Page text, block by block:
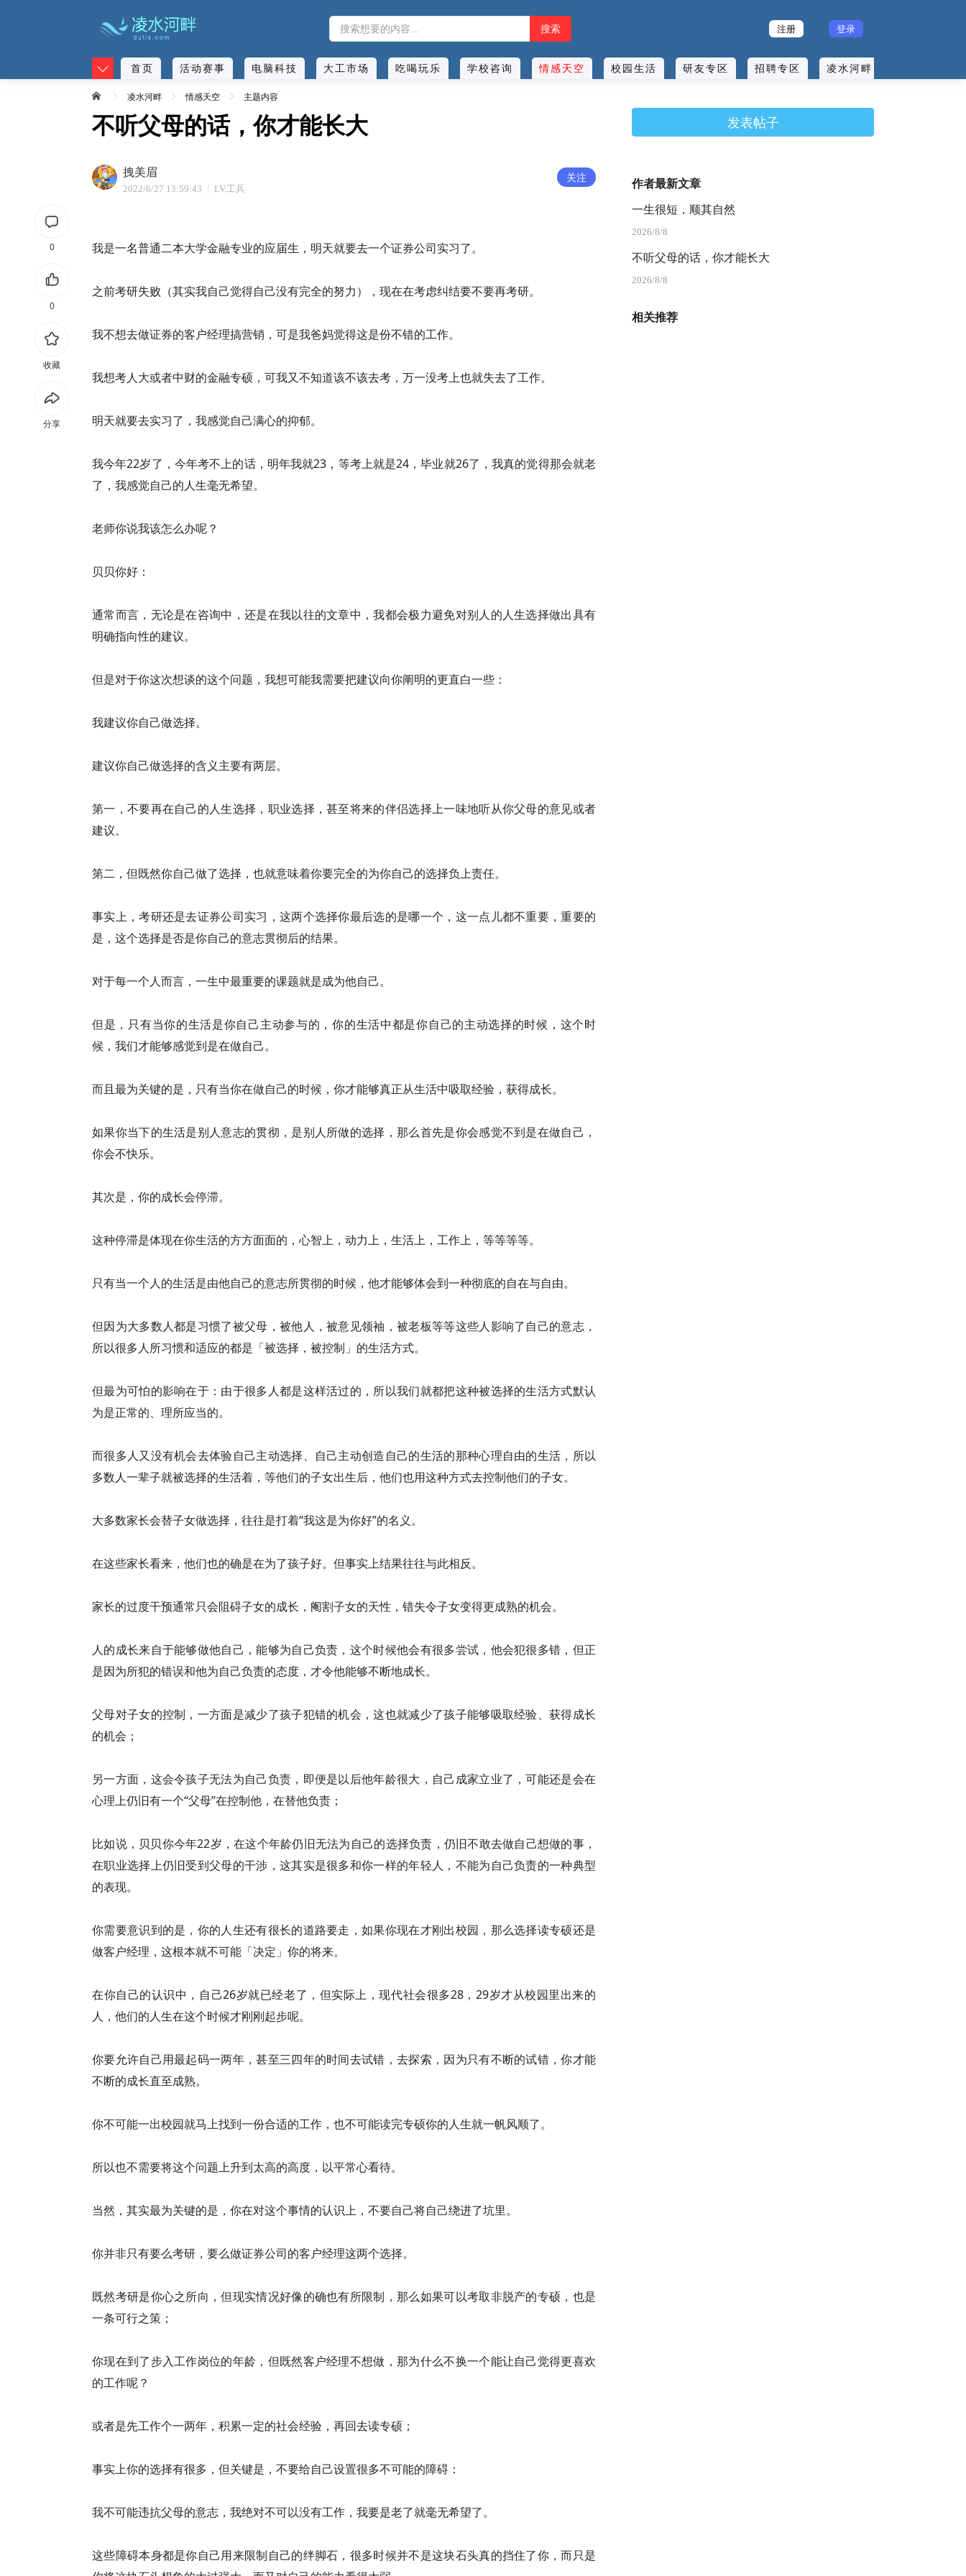
注册 登录
首页 活动赛事 电脑科技 大工市场 吃喝玩乐 学校咨询 情感天空 校园生活 研友专区 招聘专区 凌水河畔
凌水河畔 情感天空 主题内容
不听父母的话，你才能长大
拽美眉
2022/6/27 13:59:43 LV.工兵
关注
我是一名普通二本大学金融专业的应届生，明天就要去一个证券公司实习了。
之前考研失败（其实我自己觉得自己没有完全的努力），现在在考虑纠结要不要再考研。
我不想去做证券的客户经理搞营销，可是我爸妈觉得这是份不错的工作。
我想考人大或者中财的金融专硕，可我又不知道该不该去考，万一没考上也就失去了工作。
明天就要去实习了，我感觉自己满心的抑郁。
我今年22岁了，今年考不上的话，明年我就23，等考上就是24，毕业就26了，我真的觉得那会就老
了，我感觉自己的人生毫无希望。
老师你说我该怎么办呢？
贝贝你好：
通常而言，无论是在咨询中，还是在我以往的文章中，我都会极力避免对别人的人生选择做出具有
明确指向性的建议。
但是对于你这次想谈的这个问题，我想可能我需要把建议向你阐明的更直白一些：
我建议你自己做选择。
建议你自己做选择的含义主要有两层。
第一，不要再在自己的人生选择，职业选择，甚至将来的伴侣选择上一味地听从你父母的意见或者
建议。
第二，但既然你自己做了选择，也就意味着你要完全的为你自己的选择负上责任。
事实上，考研还是去证券公司实习，这两个选择你最后选的是哪一个，这一点儿都不重要，重要的
是，这个选择是否是你自己的意志贯彻后的结果。
对于每一个人而言，一生中最重要的课题就是成为他自己。
但是，只有当你的生活是你自己主动参与的，你的生活中都是你自己的主动选择的时候，这个时
候，我们才能够感觉到是在做自己。
而且最为关键的是，只有当你在做自己的时候，你才能够真正从生活中吸取经验，获得成长。
如果你当下的生活是别人意志的贯彻，是别人所做的选择，那么首先是你会感觉不到是在做自己，
你会不快乐。
其次是，你的成长会停滞。
这种停滞是体现在你生活的方方面面的，心智上，动力上，生活上，工作上，等等等等。
只有当一个人的生活是由他自己的意志所贯彻的时候，他才能够体会到一种彻底的自在与自由。
但因为大多数人都是习惯了被父母，被他人，被意见领袖，被老板等等这些人影响了自己的意志，
所以很多人所习惯和适应的都是「被选择，被控制」的生活方式。
但最为可怕的影响在于：由于很多人都是这样活过的，所以我们就都把这种被选择的生活方式默认
为是正常的、理所应当的。
而很多人又没有机会去体验自己主动选择、自己主动创造自己的生活的那种心理自由的生活，所以
多数人一辈子就被选择的生活着，等他们的子女出生后，他们也用这种方式去控制他们的子女。
大多数家长会替子女做选择，往往是打着“我这是为你好”的名义。
在这些家长看来，他们也的确是在为了孩子好。但事实上结果往往与此相反。
家长的过度干预通常只会阻碍子女的成长，阉割子女的天性，错失令子女变得更成熟的机会。
人的成长来自于能够做他自己，能够为自己负责，这个时候他会有很多尝试，他会犯很多错，但正
是因为所犯的错误和他为自己负责的态度，才令他能够不断地成长。
父母对子女的控制，一方面是减少了孩子犯错的机会，这也就减少了孩子能够吸取经验、获得成长
的机会；
另一方面，这会令孩子无法为自己负责，即便是以后他年龄很大，自己成家立业了，可能还是会在
心理上仍旧有一个“父母”在控制他，在替他负责；
比如说，贝贝你今年22岁，在这个年龄仍旧无法为自己的选择负责，仍旧不敢去做自己想做的事，
在职业选择上仍旧受到父母的干涉，这其实是很多和你一样的年轻人，不能为自己负责的一种典型
的表现。
你需要意识到的是，你的人生还有很长的道路要走，如果你现在才刚出校园，那么选择读专硕还是
做客户经理，这根本就不可能「决定」你的将来。
在你自己的认识中，自己26岁就已经老了，但实际上，现代社会很多28，29岁才从校园里出来的
人，他们的人生在这个时候才刚刚起步呢。
你要允许自己用最起码一两年，甚至三四年的时间去试错，去探索，因为只有不断的试错，你才能
不断的成长直至成熟。
你不可能一出校园就马上找到一份合适的工作，也不可能读完专硕你的人生就一帆风顺了。
所以也不需要将这个问题上升到太高的高度，以平常心看待。
当然，其实最为关键的是，你在对这个事情的认识上，不要自己将自己绕进了坑里。
你并非只有要么考研，要么做证券公司的客户经理这两个选择。
既然考研是你心之所向，但现实情况好像的确也有所限制，那么如果可以考取非脱产的专硕，也是
一条可行之策；
你现在到了步入工作岗位的年龄，但既然客户经理不想做，那为什么不换一个能让自己觉得更喜欢
的工作呢？
或者是先工作个一两年，积累一定的社会经验，再回去读专硕；
事实上你的选择有很多，但关键是，不要给自己设置很多不可能的障碍：
我不可能违抗父母的意志，我绝对不可以没有工作，我要是老了就毫无希望了。
这些障碍本身都是你自己用来限制自己的绊脚石，很多时候并不是这块石头真的挡住了你，而只是
发表帖子
作者最新文章
一生很短，顺其自然
2026/8/8
不听父母的话，你才能长大
2026/8/8
相关推荐
0
0
收藏
分享